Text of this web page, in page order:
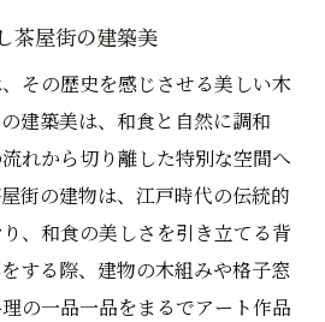
茶屋街の建築美
その歴史を感じさせる美しい木
建築美は、和食と自然に調和
れから切り離した特別な空間へ
街の建物は、江戸時代の伝統的
、和食の美しさを引き立てる背
する際、建物の木組みや格子窓
の一品一品をまるでアート作品